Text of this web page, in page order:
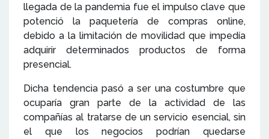
llegada de la pandemia fue el impulso clave que
potenció la paquetería de compras online,
debido a la limitación de movilidad que impedía
adquirir determinados productos de forma
presencial.
Dicha tendencia pasó a ser una costumbre que
ocuparía gran parte de la actividad de las
compañías al tratarse de un servicio esencial, sin
el que los negocios podrían quedarse